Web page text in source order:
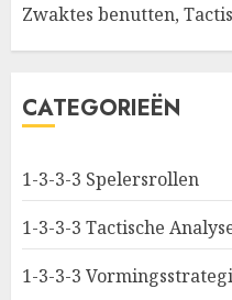
Zwaktes benutten,
CATEGORIEËN
1-3-3-3 Spelersrollen
1-3-3-3 Tactische
1-3-3-3